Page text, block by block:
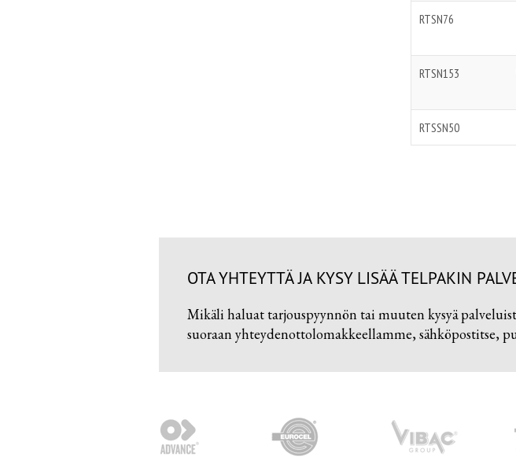
RTSN76
RTSN153
RTSSN50
OTA YHTEYTTÄ JA KYSY LISÄÄ TELPAKIN
Mikäli haluat tarjouspyynnön tai muuten kysyä
suoraan yhteydenottolomakkeellamme, sähköpostitse,